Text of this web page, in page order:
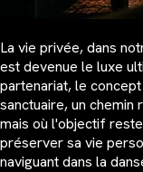
La vie privée, dans
est devenue le luxe
partenariat, le
sanctuaire, un
mais où l'objectif
préserver sa vie
naviguant dans la